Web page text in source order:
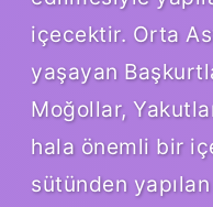
içecektir. Orta
yaşayan
Moğollar,
hala önemli bir
sütünden